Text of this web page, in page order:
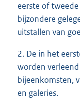
eerste of
bijzondere
uitstallen van
2. De in het
worden
bijeenkomsten,
en galeries.